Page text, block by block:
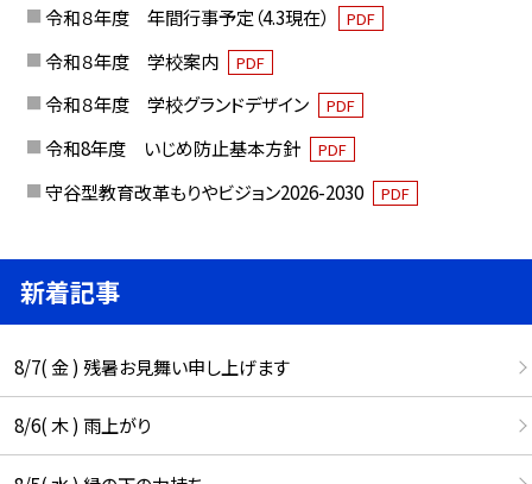
令和８年度 年間行事予定（4.3現在） PDF
令和８年度 学校案内 PDF
令和８年度 学校グランドデザイン PDF
令和8年度 いじめ防止基本方針 PDF
守谷型教育改革もりやビジョン2026-2030 PDF
新着記事
8/7( 金 ) 残暑お見舞い申し上げます
8/6( 木 ) 雨上がり